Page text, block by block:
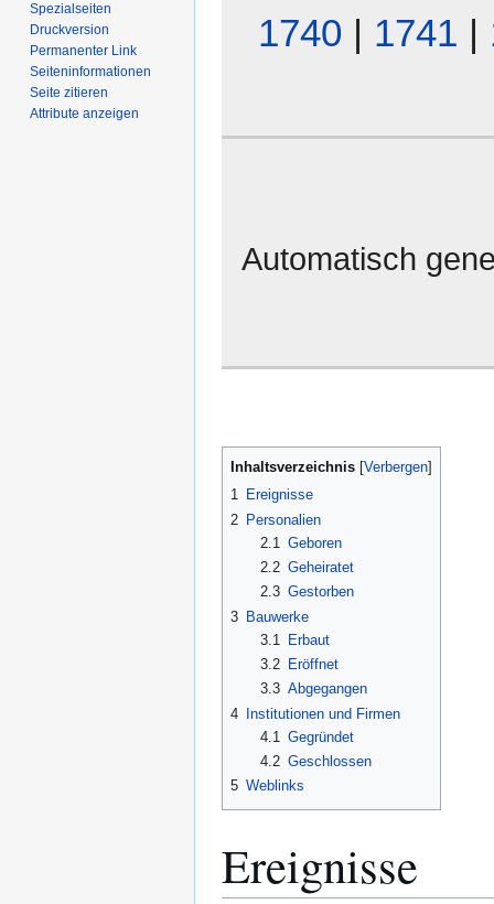
1740 | 1741 |
Automatisch
Inhaltsverzeichnis
1 Ereignisse
2 Personalien
2.1 Geboren
2.2 Geheiratet
2.3 Gestorben
3 Bauwerke
3.1
Erbaut
3.2
Eröffnet
3.3 Abgegangen
4 Institutionen und Firmen
4.1 Gegründet
4.2 Geschlossen
5 Weblinks
Ereignisse
Spezialseiten
Druckversion
Permanenter Link
Seiten­­informationen
Seite zitieren
Attribute anzeigen